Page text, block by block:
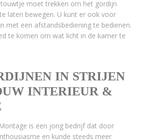
moet trekken om het gordijn
laten bewegen. U kunt er ook voor
met een afstandsbediening te bedienen.
te komen om wat licht in de kamer te
IN STRIJEN
INTERIEUR &
is een jong bedrijf dat door
en kunde steeds meer